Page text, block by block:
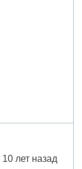
10 лет назад